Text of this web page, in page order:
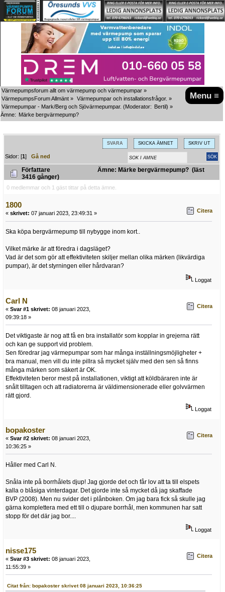
Menu ≡
Värmepumpsforum allt om värmepump och värmepumpar »
VärmepumpsForum Allmänt » Värmepumpar och installationsfrågor. »
Värmepumpar - Mark/Berg och Sjövärmepumpar. (Moderator: Bertil) »
Ämne: Märke bergvärmepump?
SVARA SKICKA ÄMNET SKRIV UT
Sidor: [1]Gå ned
Författare
Ämne: Märke bergvärmepump? (läst
3416 gånger)
0 medlemmar och 1 gäst tittar på detta ämne.
1800
« skrivet: 07 januari 2023, 23:49:31 » Citera
Ska köpa bergvärmepump till nybygge inom kort..
Vilket märke är att föredra i dagsläget?
Vad är det som gör att effektiviteten skiljer mellan olika märken (likvärdiga
pumpar), är det styrningen eller hårdvaran?
Loggat
Carl N
« Svar #1 skrivet: 08 januari 2023,
09:39:18 »
Citera
Det viktigaste är nog att få en bra installatör som kopplar in grejerna rätt
och kan ge support vid problem.
Sen föredrar jag värmepumpar som har många inställningsmöjligheter +
bra manual, men vill du inte pillra så mycket själv med den sen så finns
många märken som säkert är OK.
Effektiviteten beror mest på installationen, viktigt att köldbäraren inte är
snålt tilltagen och att radiatorerna är väldimensionerade eller golvvärmen
rätt gjord.
Loggat
bopakoster
« Svar #2 skrivet: 08 januari 2023,
10:36:25 »
Citera
Håller med Carl N.
Snåla inte på borrhålets djup! Jag gjorde det och får lov att ta till elspets
kalla o blåsiga vinterdagar. Det gjorde inte så mycket då jag skaffade
BVP (2008). Men nu svider det i plånboken. Om jag bara fick så skulle jag
gärna komplettera med ett till o djupare borrhål, men kommunen har satt
stopp för det där jag bor....
Loggat
nisse175
« Svar #3 skrivet: 08 januari 2023,
11:55:39 »
Citera
Citat från: bopakoster skrivet 08 januari 2023, 10:36:25